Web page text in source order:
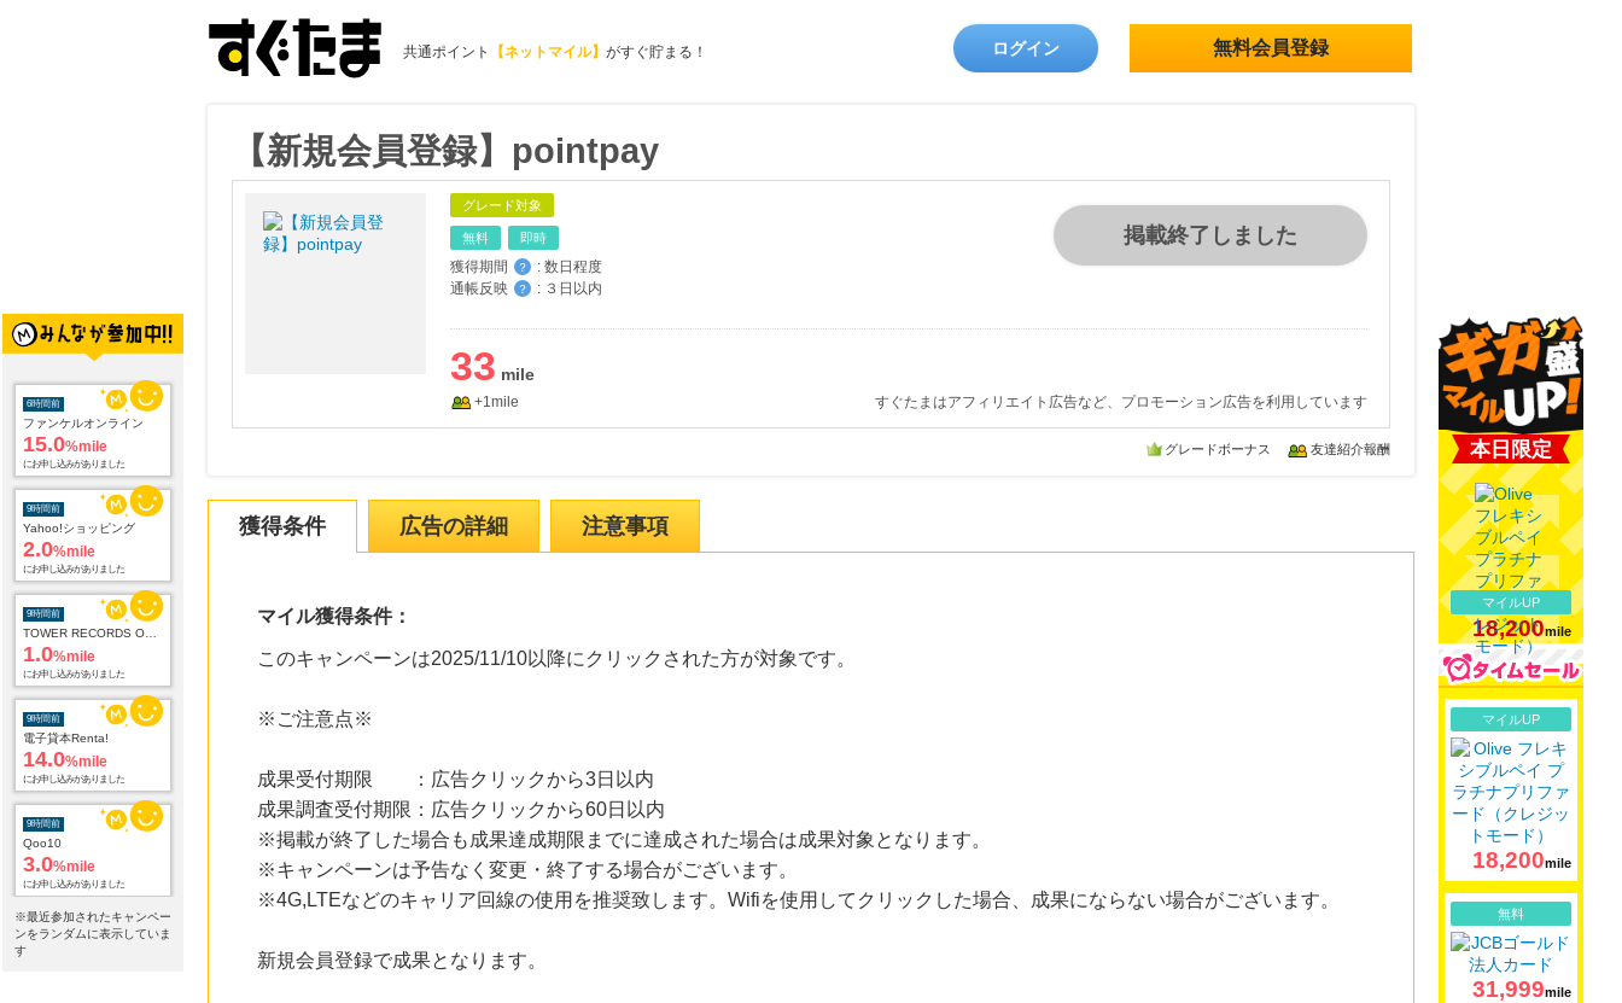
共通ポイント 【ネットマイル】 がすぐ貯まる！ ログイン 無料会員登録
6時間前
ファンケルオンライン
15.0%mile
にお申し込みがありました
9時間前
Yahoo!ショッピング
2.0%mile
にお申し込みがありました
9時間前
1.0%mile
にお申し込みがありました
9時間前
電子貸本Renta!
14.0%mile
にお申し込みがありました
9時間前
Qoo10
3.0%mile
にお申し込みがありました
9時間前
※最近参加されたキャンペー
ンをランダムに表示していま
す
【新規会員登録】pointpay
グレード対象
無料 即時
獲得期間 ？ : 数日程度
通帳反映
？ : ３日以内
掲載終了しました
33
+1mile すぐたまはアフィリエイト広告など、プロモーション広告を利用しています
グレードボーナス 友達紹介報酬
獲得条件 広告の詳細 注意事項
マイル獲得条件：
このキャンペーンは2025/11/10以降にクリックされた方が対象です。
※ご注意点※
成果受付期限 ：広告クリックから3日以内
成果調査受付期限：広告クリックから60日以内
※掲載が終了した場合も成果達成期限までに達成された場合は成果対象となります。
※キャンペーンは予告なく変更・終了する場合がございます。
※4G,LTEなどのキャリア回線の使用を推奨致します。Wifiを使用してクリックした場合、成果にならない場合がございます。
新規会員登録で成果となります。
本日限定
マイルUP
18,200mile
マイルUP
18,200mile
無料
31,999mile